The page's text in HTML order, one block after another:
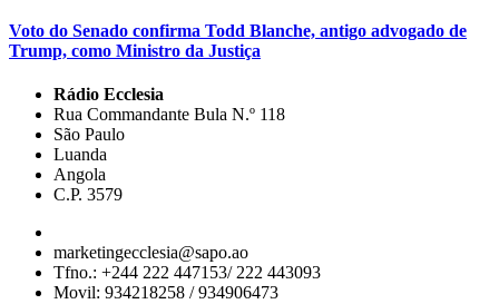
Voto do Senado confirma Todd Blanche, antigo advogado de
Trump, como Ministro da Justiça
Rádio Ecclesia
Rua Commandante Bula N.º 118
São Paulo
Luanda
Angola
C.P. 3579
marketingecclesia@sapo.ao
Tfno.: +244 222 447153/ 222 443093
Movil: 934218258 / 934906473